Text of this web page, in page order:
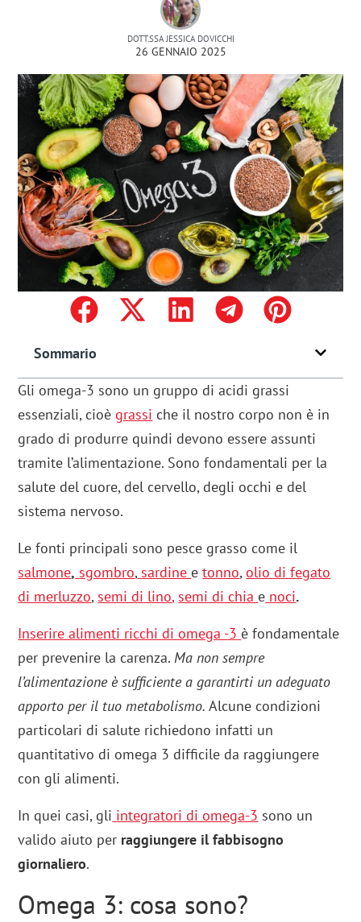
DOTT.SSA JESSICA DOVICCHI
26 GENNAIO 2025
Sommario
Gli omega-3 sono un gruppo di acidi grassi
essenziali, cioègrassi che il nostro corpo non è in
grado di produrre quindi devono essere assunti
tramite l’alimentazione. Sono fondamentali per la
salute del cuore, del cervello, degli occhi e del
sistema nervoso.
Le fonti principali sono pesce grasso come il
salmone, sgombro, sardine etonno,olio di fegato
di merluzzo, semi di lino, semi di chia e noci.
Inserire alimenti ricchi di omega -3 è fondamentale
per prevenire la carenza.Ma non sempre
l’alimentazione è sufficiente a garantirti un adeguato
apporto per il tuo metabolismo. Alcune condizioni
particolari di salute richiedono infatti un
quantitativo di omega 3 difficile da raggiungere
con gli alimenti.
In quei casi, gli integratori di omega-3 sono un
valido aiuto per raggiungere il fabbisogno
giornaliero.
Omega 3: cosa sono?